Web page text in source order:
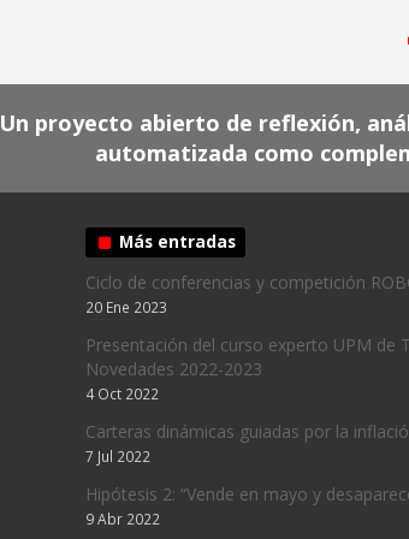
Un proyecto abierto de reflexión,
automatizada como
Más entradas
Ciclo de conferencias y competición
20 Ene 2023
Presentación del curso experto UPM de
Novedades 2022-2023
4 Oct 2022
Carteras dinámicas guiadas por la
7 Jul 2022
Hipótesis 2: “Vende en mayo y
9 Abr 2022